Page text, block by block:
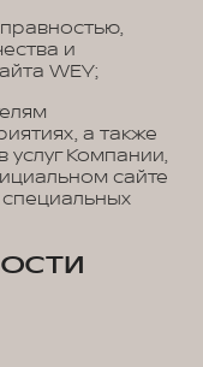
и
WEY;
а также
услуг Компании,
сайте